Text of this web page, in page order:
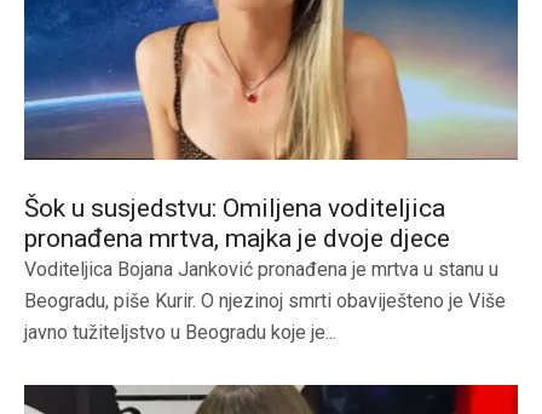
Šok u susjedstvu: Omiljena voditeljica
pronađena mrtva, majka je dvoje djece
Voditeljica Bojana Janković pronađena je mrtva u stanu u
Beogradu, piše Kurir. O njezinoj smrti obaviješteno je Više
javno tužiteljstvo u Beogradu koje je...